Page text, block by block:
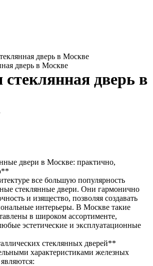
дверь в Москве
дверь в
двери в Москве: практично,
все большую популярность
стеклянные двери. Они гармонично
и изящество, позволяя создавать
интерьеры. В Москве такие
в широком ассортименте,
эстетические и эксплуатационные
стеклянных дверей**
характеристиками железных